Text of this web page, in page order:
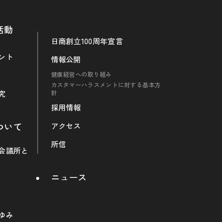
動
ト
いて
議所と
み
日商創立100周年宣言
情報公開
健康経営への取り組み
カスタマーハラスメントに対する基本方
針
採用情報
アクセス
所信
ニュース